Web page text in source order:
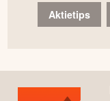
Aktietips